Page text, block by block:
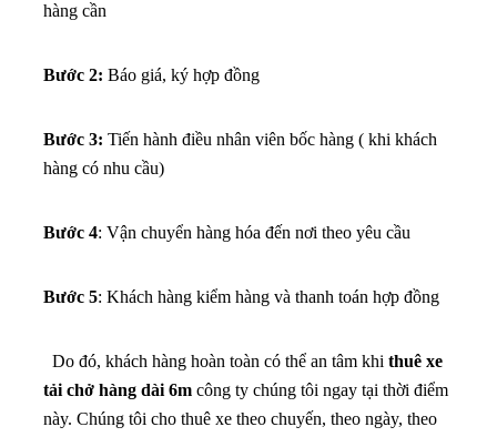
hàng cần
Bước 2: Báo giá, ký hợp đồng
Bước 3: Tiến hành điều nhân viên bốc hàng ( khi khách
hàng có nhu cầu)
Bước 4: Vận chuyển hàng hóa đến nơi theo yêu cầu
Bước 5: Khách hàng kiểm hàng và thanh toán hợp đồng
Do đó, khách hàng hoàn toàn có thể an tâm khi thuê xe
tải chở hàng dài 6m công ty chúng tôi ngay tại thời điểm
này. Chúng tôi cho thuê xe theo chuyến, theo ngày, theo